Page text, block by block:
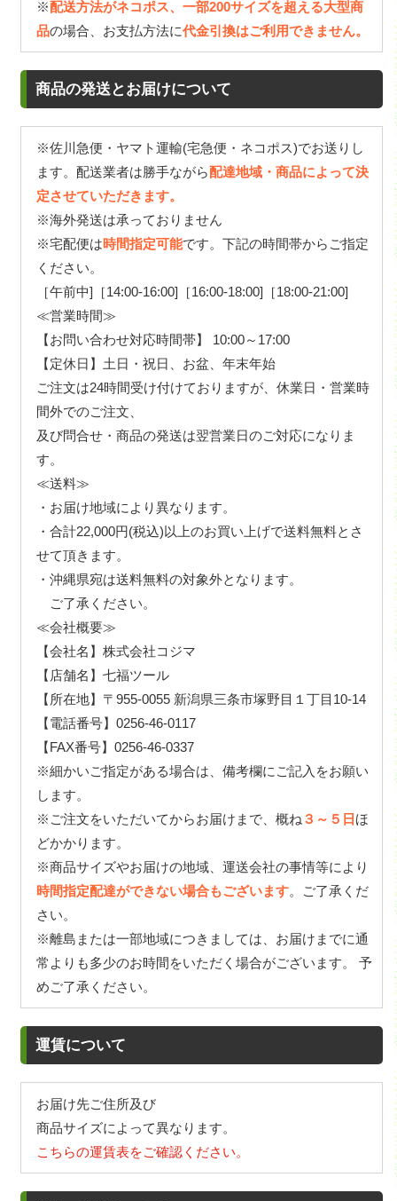
※配送方法がネコポス、一部200サイズを超える大型商
品の場合、お支払方法に代金引換はご利用できません。
商品の発送とお届けについて
※佐川急便・ヤマト運輸(宅急便・ネコポス)でお送りし
ます。配送業者は勝手ながら配達地域・商品によって決
定させていただきます。
※海外発送は承っておりません
※宅配便は時間指定可能です。下記の時間帯からご指定
ください。
［午前中]［14:00-16:00]［16:00-18:00]［18:00-21:00]
≪営業時間≫
【お問い合わせ対応時間帯】 10:00～17:00
【定休日】土日・祝日、お盆、年末年始
ご注文は24時間受け付けておりますが、休業日・営業時
間外でのご注文、
及び問合せ・商品の発送は翌営業日のご対応になりま
す。
≪送料≫
・お届け地域により異なります。
・合計22,000円(税込)以上のお買い上げで送料無料とさ
せて頂きます。
・沖縄県宛は送料無料の対象外となります。
ご了承ください。
≪会社概要≫
【会社名】株式会社コジマ
【店舗名】七福ツール
【所在地】〒955-0055 新潟県三条市塚野目１丁目10-14
【電話番号】0256-46-0117
【FAX番号】0256-46-0337
※細かいご指定がある場合は、備考欄にご記入をお願い
します。
※ご注文をいただいてからお届けまで、概ね ３～５日ほ
どかかります。
※商品サイズやお届けの地域、運送会社の事情等により
時間指定配達ができない場合もございます。ご了承くだ
さい。
※離島または一部地域につきましては、お届けまでに通
常よりも多少のお時間をいただく場合がございます。 予
めご了承ください。
運賃について
お届け先ご住所及び
商品サイズによって異なります。
こちらの運賃表をご確認ください。